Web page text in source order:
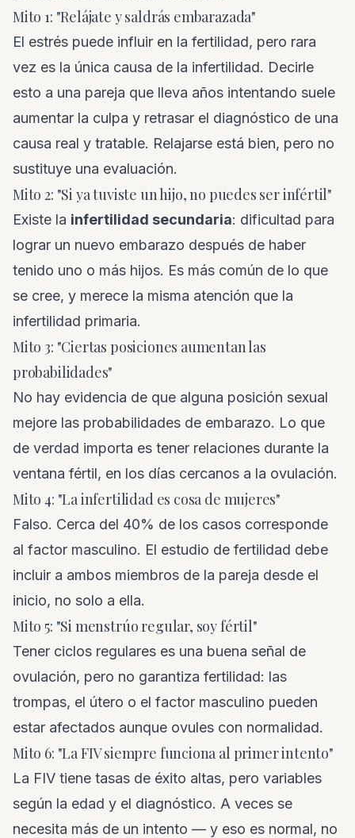
Mito 1: "Relájate y saldrás embarazada"
El estrés puede influir en la fertilidad, pero rara
vez es la única causa de la infertilidad. Decirle
esto a una pareja que lleva años intentando suele
aumentar la culpa y retrasar el diagnóstico de una
causa real y tratable. Relajarse está bien, pero no
sustituye una evaluación.
Mito 2: "Si ya tuviste un hijo, no puedes ser infértil"
Existe la infertilidad secundaria: dificultad para
lograr un nuevo embarazo después de haber
tenido uno o más hijos. Es más común de lo que
se cree, y merece la misma atención que la
infertilidad primaria.
Mito 3: "Ciertas posiciones aumentan las
probabilidades"
No hay evidencia de que alguna posición sexual
mejore las probabilidades de embarazo. Lo que
de verdad importa es tener relaciones durante la
ventana fértil, en los días cercanos a la ovulación.
Mito 4: "La infertilidad es cosa de mujeres"
Falso. Cerca del 40% de los casos corresponde
al factor masculino. El estudio de fertilidad debe
incluir a ambos miembros de la pareja desde el
inicio, no solo a ella.
Mito 5: "Si menstrúo regular, soy fértil"
Tener ciclos regulares es una buena señal de
ovulación, pero no garantiza fertilidad: las
trompas, el útero o el factor masculino pueden
estar afectados aunque ovules con normalidad.
Mito 6: "La FIV siempre funciona al primer intento"
La FIV tiene tasas de éxito altas, pero variables
según la edad y el diagnóstico. A veces se
necesita más de un intento — y eso es normal, no